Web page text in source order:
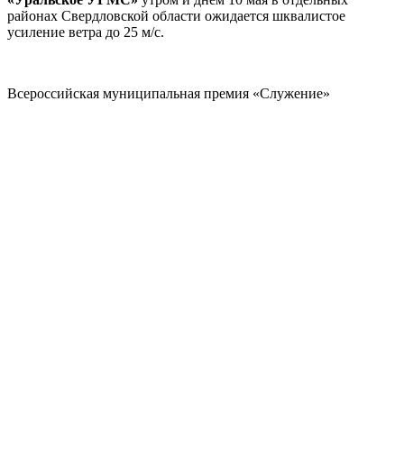
районах Свердловской области ожидается шквалистое
усиление ветра до 25 м/с.
Всероссийская муниципальная премия «Служение»